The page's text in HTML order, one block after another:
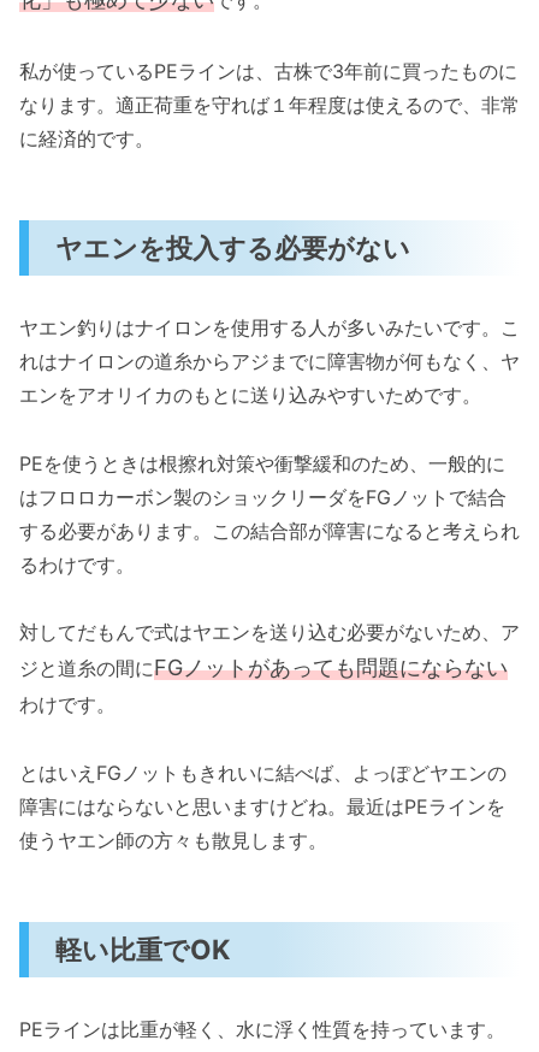
私が使っているPEラインは、古株で3年前に買ったものに
なります。適正荷重を守れば１年程度は使えるので、非常
に経済的です。
ヤエンを投入する必要がない
ヤエン釣りはナイロンを使用する人が多いみたいです。こ
れはナイロンの道糸からアジまでに障害物が何もなく、ヤ
エンをアオリイカのもとに送り込みやすいためです。
PEを使うときは根擦れ対策や衝撃緩和のため、一般的に
はフロロカーボン製のショックリーダをFGノットで結合
する必要があります。この結合部が障害になると考えられ
るわけです。
対してだもんで式はヤエンを送り込む必要がないため、ア
ジと道糸の間にFGノットがあっても問題にならない
わけです。
とはいえFGノットもきれいに結べば、よっぽどヤエンの
障害にはならないと思いますけどね。最近はPEラインを
使うヤエン師の方々も散見します。
軽い比重でOK
PEラインは比重が軽く、水に浮く性質を持っています。